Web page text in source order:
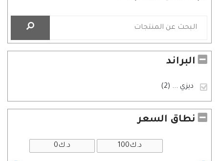
البراند
ديزي ... (2)
نطاق السعر